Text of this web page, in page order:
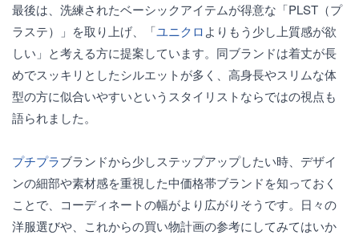
最後は、洗練されたベーシックアイテムが得意な「PLST（プ
ラステ）」を取り上げ、「ユニクロよりもう少し上質感が欲
しい」と考える方に提案しています。同ブランドは着丈が長
めでスッキリとしたシルエットが多く、高身長やスリムな体
型の方に似合いやすいというスタイリストならではの視点も
語られました。
プチプラブランドから少しステップアップしたい時、デザイ
ンの細部や素材感を重視した中価格帯ブランドを知っておく
ことで、コーディネートの幅がより広がりそうです。日々の
洋服選びや、これからの買い物計画の参考にしてみてはいか